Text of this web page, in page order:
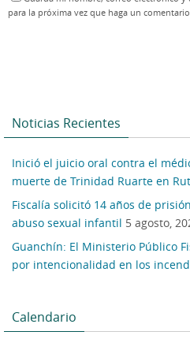
para la próxima vez que haga un
Noticias Recientes
Inició el juicio oral contra el
muerte de Trinidad Ruarte en
Fiscalía solicitó 14 años de
abuso sexual infantil 5 agosto,
Guanchín: El Ministerio Público
por intencionalidad en los
Calendario